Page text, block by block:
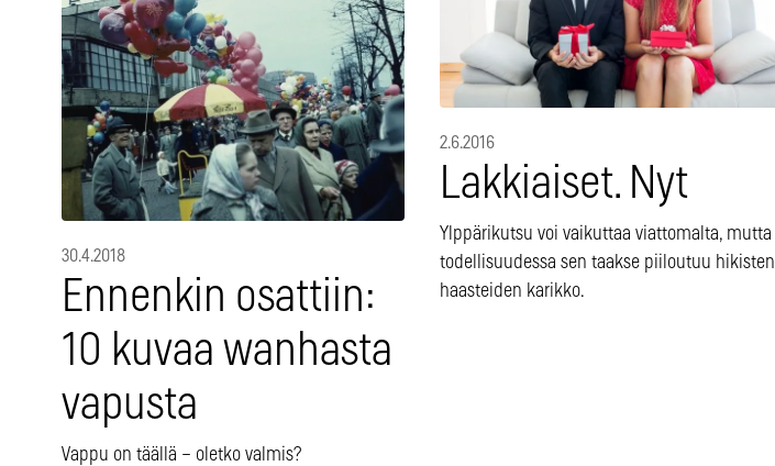
30.4.2018
Ennenkin osattiin:
10 kuvaa wanhasta
vapusta
Vappu on täällä – oletko valmis?
2.6.2016
Lakkiaiset. Nyt
Ylppärikutsu voi vaikuttaa viattomalta, mutta
todellisuudessa sen taakse piiloutuu hikisten
haasteiden karikko.